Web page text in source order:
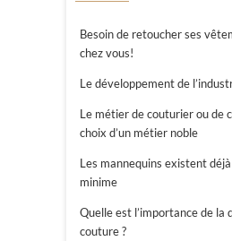
Besoin de retoucher ses
chez vous!
Le développement de
Le métier de couturier ou de
choix d’un métier noble
Les mannequins existent
minime
Quelle est l’importance de la
couture ?